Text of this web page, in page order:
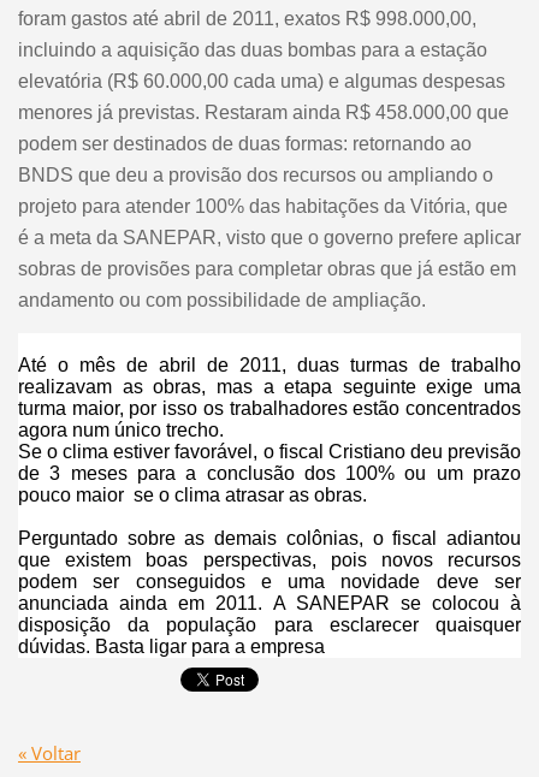
foram gastos até abril de 2011, exatos R$ 998.000,00,
incluindo a aquisição das duas bombas para a estação
elevatória (R$ 60.000,00 cada uma) e algumas despesas
menores já previstas. Restaram ainda R$ 458.000,00 que
podem ser destinados de duas formas: retornando ao
BNDS que deu a provisão dos recursos ou ampliando o
projeto para atender 100% das habitações da Vitória, que
é a meta da SANEPAR, visto que o governo prefere aplicar
sobras de provisões para completar obras que já estão em
andamento ou com possibilidade de ampliação.
Até o mês de abril de 2011, duas turmas de trabalho
realizavam as obras, mas a etapa seguinte exige uma
turma maior, por isso os trabalhadores estão concentrados
agora num único trecho.
Se o clima estiver favorável, o fiscal Cristiano deu previsão
de 3 meses para a conclusão dos 100% ou um prazo
pouco maior se o clima atrasar as obras.
Perguntado sobre as demais colônias, o fiscal adiantou
que existem boas perspectivas, pois novos recursos
podem ser conseguidos e uma novidade deve ser
anunciada ainda em 2011. A SANEPAR se colocou à
disposição da população para esclarecer quaisquer
dúvidas. Basta ligar para a empresa
« Voltar